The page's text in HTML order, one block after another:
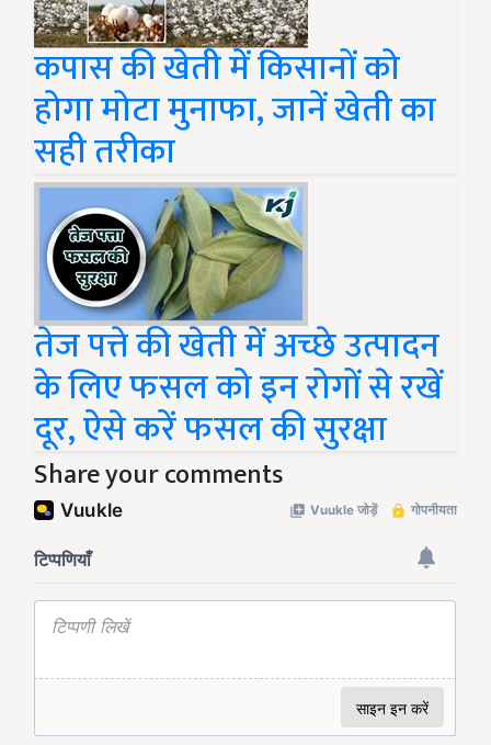
कपास की खेती में किसानों को
होगा मोटा मुनाफा, जानें खेती का
सही तरीका
तेज पत्ते की खेती में अच्छे उत्पादन
के लिए फसल को इन रोगों से रखें
दूर, ऐसे करें फसल की सुरक्षा
Share your comments